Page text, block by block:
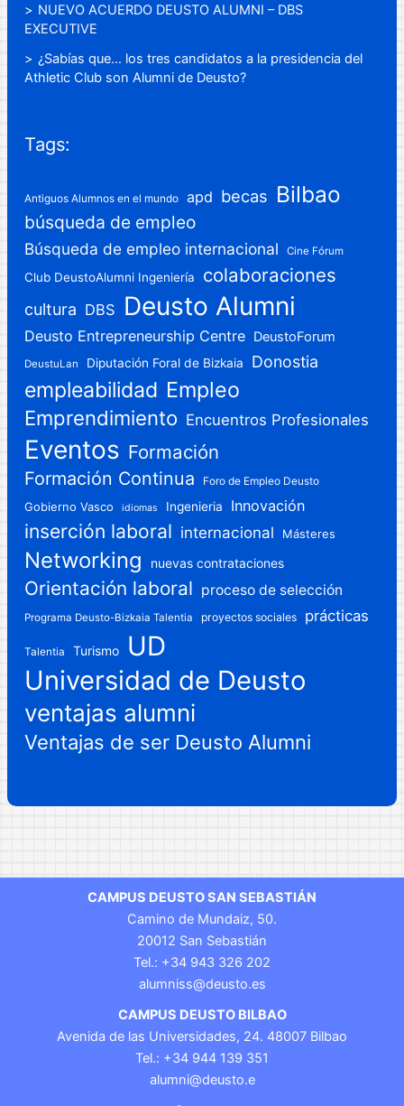
NUEVO ACUERDO DEUSTO ALUMNI – DBS
EXECUTIVE
¿Sabías que… los tres candidatos a la presidencia del
Athletic Club son Alumni de Deusto?
Tags:
Antiguos Alumnos en el mundo apd becas Bilbao
búsqueda de empleo
Búsqueda de empleo internacional Cine Fórum
Club DeustoAlumni Ingeniería colaboraciones
cultura DBS Deusto Alumni
Deusto Entrepreneurship Centre DeustoForum
DeustuLan Diputación Foral de Bizkaia Donostia
empleabilidad Empleo
Emprendimiento Encuentros Profesionales
Eventos Formación
Formación Continua Foro de Empleo Deusto
Gobierno Vasco idiomas Ingenieria Innovación
inserción laboral internacional Másteres
Networking nuevas contrataciones
Orientación laboral proceso de selección
Programa Deusto-Bizkaia Talentia proyectos sociales prácticas
Talentia Turismo
UD
Universidad de Deusto
ventajas alumni
Ventajas de ser Deusto Alumni
CAMPUS DEUSTO SAN SEBASTIÁN
Camino de Mundaiz, 50.
20012 San Sebastián
Tel.: +34 943 326 202
alumniss@deusto.es
CAMPUS DEUSTO BILBAO
Avenida de las Universidades, 24. 48007 Bilbao
Tel.: +34 944 139 351
alumni@deusto.e